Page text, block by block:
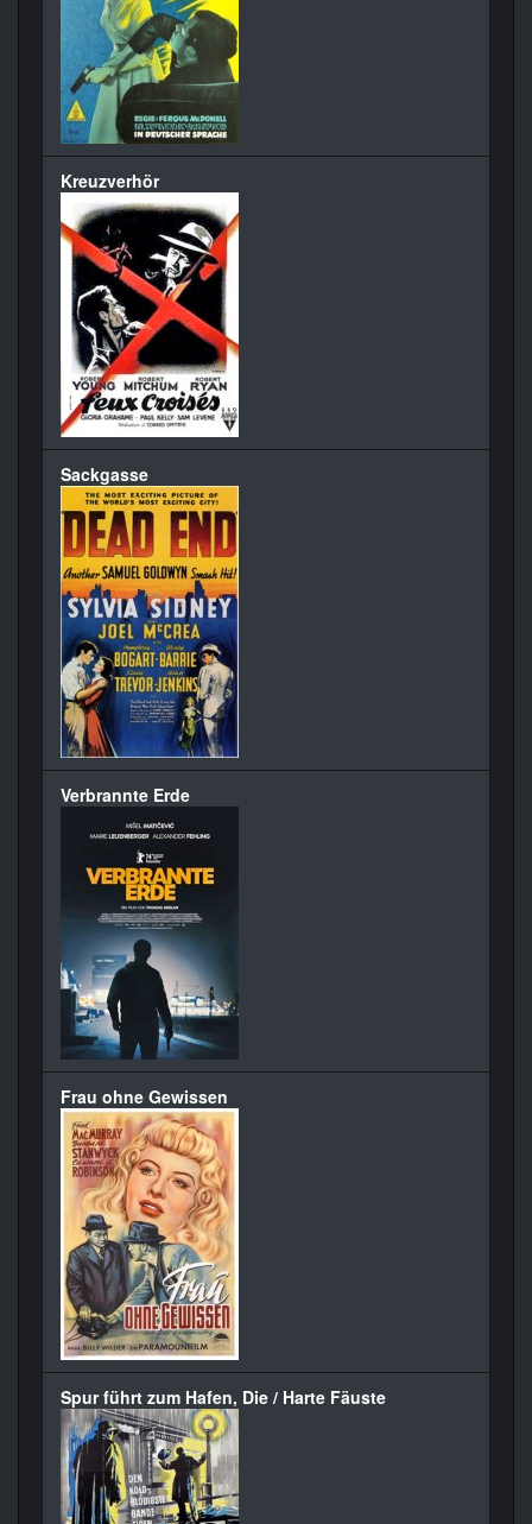
Kreuzverhör
Sackgasse
Verbrannte Erde
Frau ohne Gewissen
Spur führt zum Hafen, Die / Harte Fäuste